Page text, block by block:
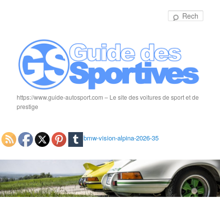
https://www.guide-autosport.com – Le site des voitures de sport et de
prestige
bmw-vision-alpina-2026-35